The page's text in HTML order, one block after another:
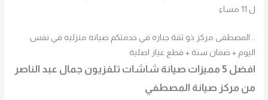
ل 11 مساء
.. المصطفى مركز ذو ثقة جباره في خدمتكم صيانه منزليه في نفس
اليوم + ضمان سنة + قطع غيار اصلية
افضل 5 مميزات صيانة شاشات تلفزيون جمال عبد الناصر
من مركز صيانة المصطفي